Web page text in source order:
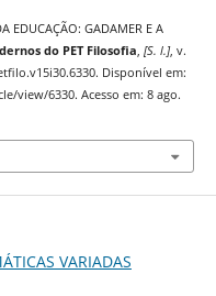
EDUCAÇÃO: GADAMER E A
do PET Filosofia, [S. l.], v.
Disponível em:
view/6330. Acesso em: 8 ago.
VARIADAS